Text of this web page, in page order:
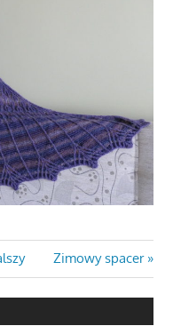
Next
Post:
Zimowy spacer